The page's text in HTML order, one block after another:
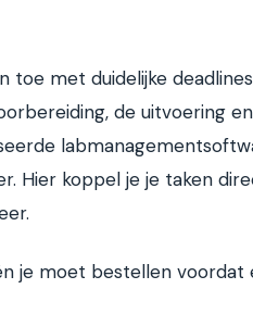
met duidelijke
de uitvoering
Hier koppel je je taken
je moet bestellen voordat